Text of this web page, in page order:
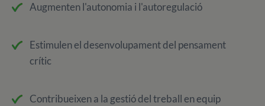
Augmenten l'autonomia i l'autoregulació
Estimulen el desenvolupament del pensament
crític
Contribueixen a la gestió del treball en equip